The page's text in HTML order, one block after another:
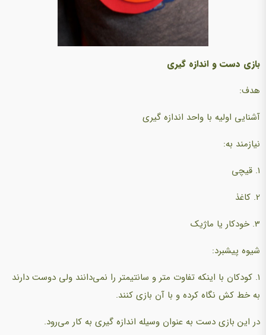
بازی دست و اندازه گیری
هدف:
آشنایی اولیه با واحد اندازه گیری
نیازمند به:
1. قیچی
2. کاغذ
3. خودکار یا ماژیک
شیوه پیشبرد:
1. کودکان با اینکه تفاوت متر و سانتیمتر را نمی‌دانند ولی دوست دارند
به خط کش نگاه کرده و با آن بازی کنند.
در این بازی دست به عنوان وسیله اندازه گیری به کار می‌رود.